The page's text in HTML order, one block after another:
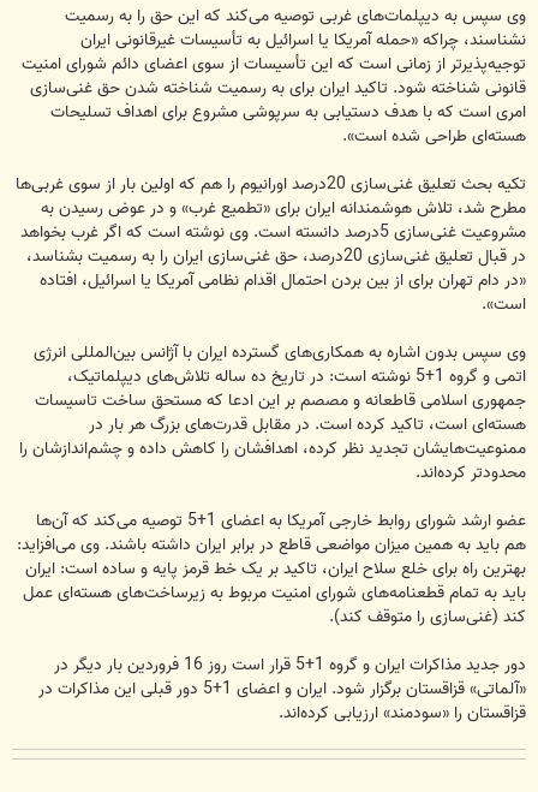
وی سپس به دیپلمات‌‌های غربی توصیه می‌کند که این حق را به رسمیت
نشناسند، چراکه «حمله آمریکا یا اسرائیل به تأسیسات غیرقانونی ایران
توجیه‌پذیرتر از زمانی است که این تأسیسات از سوی اعضای دائم شورای امنیت
قانونی شناخته شود. تاکید ایران برای به رسمیت شناخته شدن حق غنی‌سازی
امری است که با هدف دستیابی به سرپوشی مشروع برای اهداف تسلیحات
هسته‌ای طراحی شده است».
تکیه بحث تعلیق غنی‌سازی 20درصد اورانیوم را هم که اولین بار از سوی غربی‌ها
مطرح شد، تلاش هوشمندانه ایران برای «تطمیع غرب» و در عوض رسیدن به
مشروعیت غنی‌سازی 5درصد دانسته است. وی نوشته است که اگر غرب بخواهد
در قبال تعلیق غنی‌سازی 20درصد، حق غنی‌سازی ایران را به رسمیت بشناسد،
«در دام تهران برای از بین بردن احتمال اقدام نظامی آمریکا یا اسرائیل، افتاده
است».
وی سپس بدون اشاره به همکاری‌های گسترده ایران با آژانس بین‌المللی انرژی
اتمی و گروه 1+5 نوشته است: در تاریخ ده ساله تلاش‌های دیپلماتیک،
جمهوری اسلامی قاطعانه و مصصم بر این ادعا که مستحق ساخت تاسیسات
هسته‌ای است، تاکید کرده است. در مقابل قدرت‌های بزرگ هر بار در
ممنوعیت‌هایشان تجدید نظر کرده، اهدافشان را کاهش داده و چشم‌اندازشان را
محدودتر کرده‌اند.
عضو ارشد شورای روابط خارجی آمریکا به اعضای 1+5 توصیه می‌کند که آن‌ها
هم باید به همین میزان مواضعی قاطع در برابر ایران داشته باشند. وی می‌افزاید:
بهترین راه برای خلع سلاح ایران، تاکید بر یک خط قرمز پایه و ساده است: ایران
باید به تمام قطعنامه‌های شورای امنیت مربوط به زیرساخت‌های هسته‌ای عمل
کند (غنی‌سازی را متوقف کند).
دور جدید مذاکرات ایران و گروه 1+5 قرار است روز 16 فروردین بار دیگر در
«آلماتی» قزاقستان برگزار شود. ایران و اعضای 1+5 دور قبلی این مذاکرات در
قزاقستان را «سودمند» ارزیابی کرده‌اند.